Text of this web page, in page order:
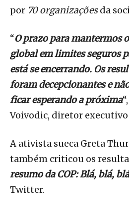
por 70 organizaçõesda
“O prazo para mantermos
global em limites seguros
está se encerrando. Os
foram decepcionantes e
ficar esperando a próxima
Voivodic, diretor
A ativista sueca Greta
também criticou os
resumo da COP: Blá, blá, blá
Twitter.